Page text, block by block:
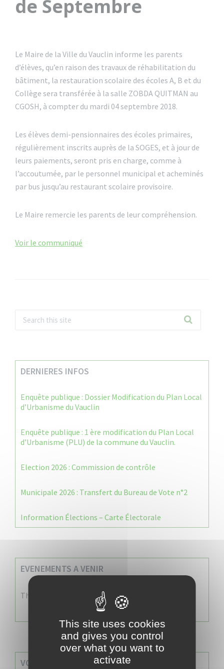
de Septembre
Le Maire de la Ville du Vauclin informe les parents
d’élèves, qu’en raison des travaux de réhabilitation du
bâtiment, la restauration scolaire des écoles A, B et du
Collège sera transférée à la salle ZOBDA QUITMAN au
CGOSH, à compter du mardi 04 septembre 2018.
Les élèves demi-pensionnaires des écoles primaires,
régulièrement inscrits auprès de la SOGES, et à jour de
leurs paiements, seront pris en charge, comme à
l’accoutumée, par le personnel municipal et acheminés
par bus jusqu’au restaurant scolaire provisoire.
Le Maire remercie les parents de leur compréhension.
Voir le communiqué
DERNIERES INFOS
Enquête publique : Dossier Modification du Plan Local
d’Urbanisme du Vauclin
Enquête publique : 1 ère modification du Plan Local
d’Urbanisme (PLU) de la commune du Vauclin.
Election 2026 : Commission de contrôle
Municipale 2026 : Transfert du Bureau de Vote n°2
Information Élections – Carte Électorale
EVENEMENTS A VENIR
There are no events
VOS SERVICES MUNICIPAUX
This site uses cookies
and gives you control
over what you want to
activate